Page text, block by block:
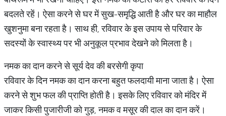
बदलते रहें। ऐसा करने से घर में सुख-समृद्धि आती है और घर का माहौल
खुशनुमा बना रहता है। साथ ही, रविवार के इस उपाय से परिवार के
सदस्यों के स्वास्थ्य पर भी अनुकूल प्रभाव देखने को मिलता है।
नमक का दान करने से सूर्य देव की बरसेगी कृपा
रविवार के दिन नमक का दान करना बहुत फलदायी माना जाता है। ऐसा
करने से शुभ फल की प्राप्ति होती है। इसके लिए रविवार को मंदिर में
जाकर किसी पुजारीजी को गुड़, नमक व मसूर की दाल का दान करें।